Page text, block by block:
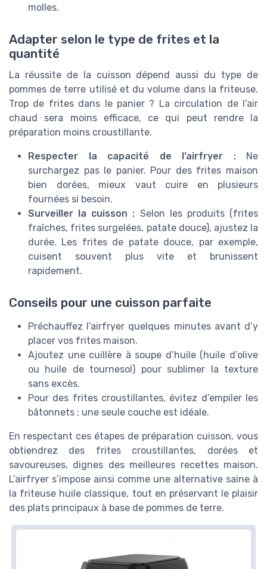
molles.
Adapter selon le type de frites et la
quantité
La réussite de la cuisson dépend aussi du type de
pommes de terre utilisé et du volume dans la friteuse.
Trop de frites dans le panier ? La circulation de l’air
chaud sera moins efficace, ce qui peut rendre la
préparation moins croustillante.
Respecter la capacité de l’airfryer :Ne
surchargez pas le panier. Pour des frites maison
bien dorées, mieux vaut cuire en plusieurs
fournées si besoin.
Surveiller la cuisson : Selon les produits (frites
fraîches, frites surgelées, patate douce), ajustez la
durée. Les frites de patate douce, par exemple,
cuisent souvent plus vite et brunissent
rapidement.
Conseils pour une cuisson parfaite
Préchauffez l’airfryer quelques minutes avant d’y
placer vos frites maison.
Ajoutez une cuillère à soupe d’huile (huile d’olive
ou huile de tournesol) pour sublimer la texture
sans excès.
Pour des frites croustillantes, évitez d’empiler les
bâtonnets ; une seule couche est idéale.
En respectant ces étapes de préparation cuisson, vous
obtiendrez des frites croustillantes, dorées et
savoureuses, dignes des meilleures recettes maison.
L’airfryer s’impose ainsi comme une alternative saine à
la friteuse huile classique, tout en préservant le plaisir
des plats principaux à base de pommes de terre.